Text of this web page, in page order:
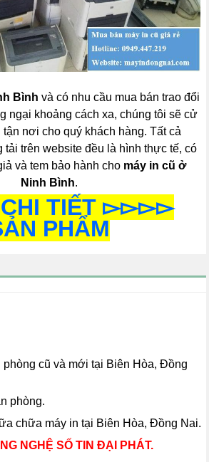
Bình và có nhu cầu mua bán trao đổi
ngại khoảng cách xa, chúng tôi sẽ cử
nơi cho quý khách hàng. Tất cả
tải trên website đều là hình thực tế, có
và tem bảo hành cho máy in cũ ở
Ninh Bình.
TIẾT ▻▻▻▻
PHẨM
phòng cũ và mới tại Biên Hòa, Đồng
phòng.
chữa máy in tại Biên Hòa, Đồng Nai.
NGHỆ SỐ TIN ĐẠI PHÁT.